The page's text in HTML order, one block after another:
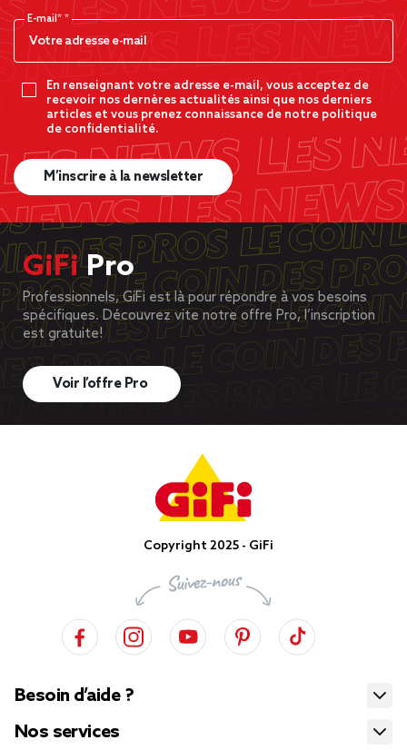
E-mail*
En renseignant votre adresse e-mail, vous acceptez de
recevoir nos dernères actualités ainsi que nos derniers
articles et vous prenez connaissance de notre politique
de confidentialité.
M’inscrire à la newsletter
GiFiPro
Professionnels, GiFi est là pour répondre à vos besoins
spécifiques. Découvrez vite notre offre Pro, l’inscription
est gratuite!
Voir l’offre Pro
Copyright 2025 - GiFi
Besoin d’aide ?
Nos services